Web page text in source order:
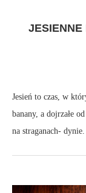
JESIENNE
Jesień to czas, w
banany, a dojrzałe
na straganach-